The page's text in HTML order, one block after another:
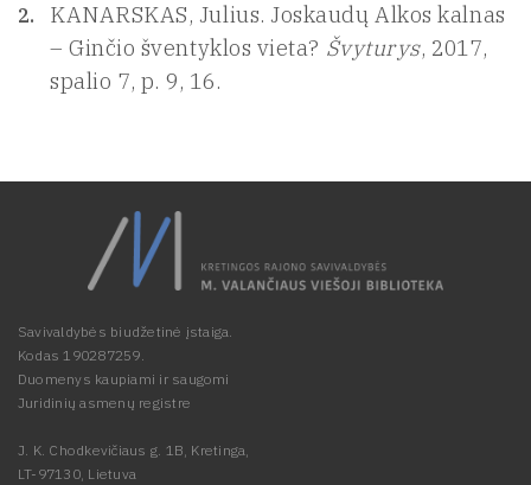
KANARSKAS, Julius. Joskaudų Alkos kalnas
– Ginčio šventyklos vieta? Švyturys, 2017,
spalio 7, p. 9, 16.
Savivaldybės biudžetinė įstaiga.
Kodas 190287259.
Duomenys kaupiami ir saugomi
Juridinių asmenų registre
J. K. Chodkevičiaus g. 1B, Kretinga,
LT-97130, Lietuva